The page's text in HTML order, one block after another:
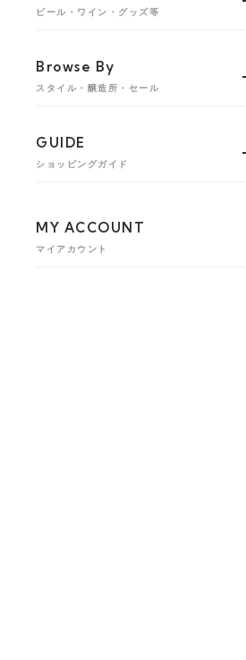
ビール・ワイン・グッズ等
Browse By
スタイル・醸造所・セール
GUIDE
ショッピングガイド
MY ACCOUNT
マイアカウント